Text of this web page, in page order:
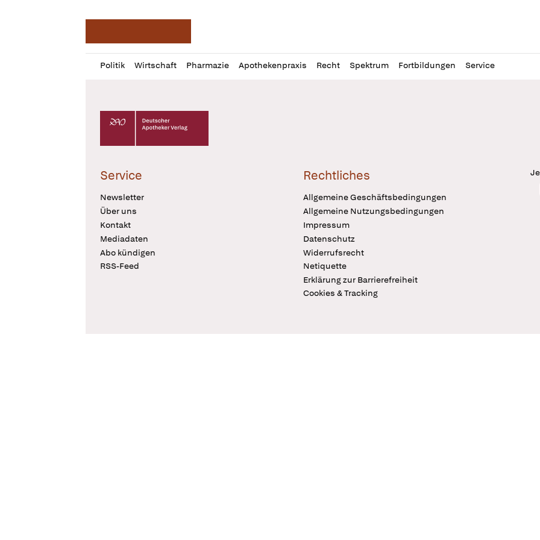
Politik Wirtschaft Pharmazie Apothekenpraxis Recht Spektrum Fortbildungen Service
Profil
öffnen
Daz
Pur
Deutscher Apotheker Verlag Logo
Service
Newsletter
Über uns
Kontakt
Mediadaten
Abo kündigen
RSS-Feed
Rechtliches
Allgemeine Geschäftsbedingungen
Allgemeine Nutzungsbedingungen
Impressum
Datenschutz
Widerrufsrecht
Netiquette
Erklärung zur Barrierefreiheit
Cookies & Tracking